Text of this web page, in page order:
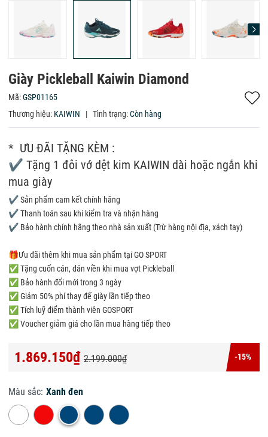
Giày Pickleball Kaiwin Diamond
Mã:GSP01165
Thương hiệu: KAIWIN | Tình trạng:Còn hàng
* ƯU ĐÃI TẶNG KÈM :
✔ Tặng 1 đôi vớ dệt kim KAIWIN dài hoặc ngắn khi
mua giày
✔ Sản phẩm cam kết chính hãng
✔ Thanh toán sau khi kiểm tra và nhận hàng
✔ Bảo hành chính hãng theo nhà sản xuất (Trừ hàng nội địa, xách tay)
🎁Ưu đãi thêm khi mua sản phẩm tại GO SPORT
✅ Tặng cuốn cán, dán viền khi mua vợt Pickleball
✅ Bảo hành đổi mới trong 3 ngày
✅ Giảm 50% phí thay đế giày lần tiếp theo
✅ Tích luỹ điểm thành viên GOSPORT
✅ Voucher giảm giá cho lần mua hàng tiếp theo
1.869.150₫ 2.199.000₫ -15%
Màu sắc: Xanh đen